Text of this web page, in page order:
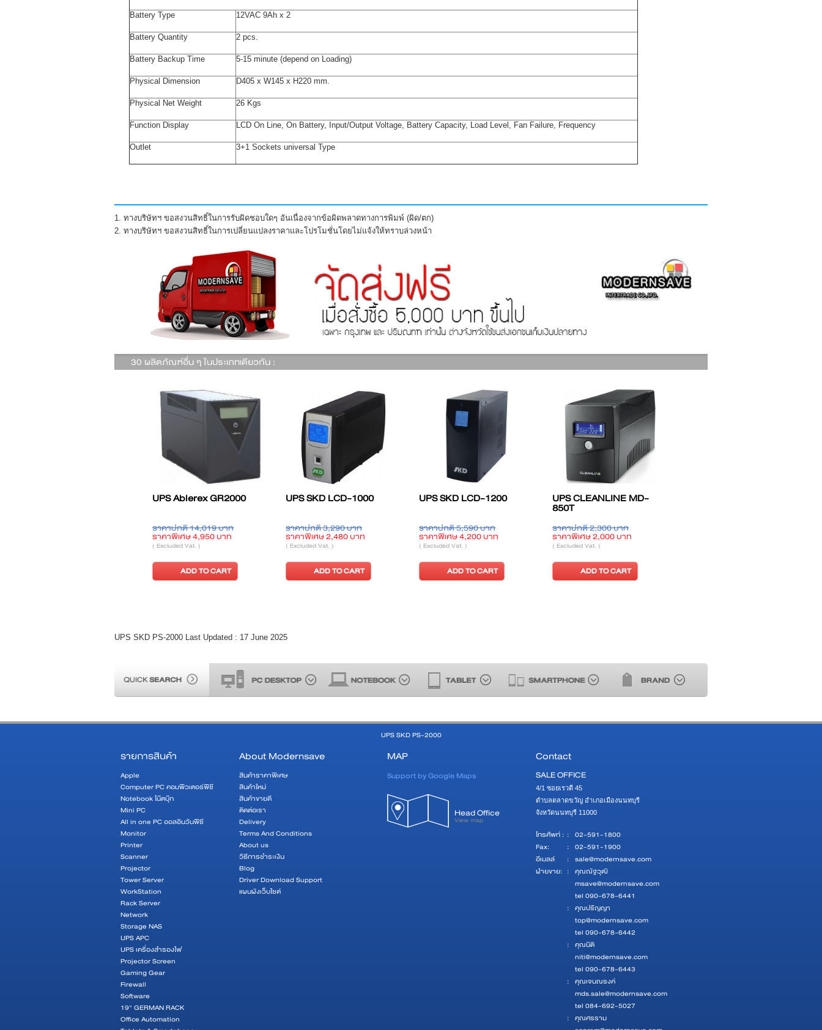
Battery Type 12VAC 9Ah x 2
Battery Quantity 2 pcs.
Battery Backup Time 5-15 minute (depend on Loading)
Physical Dimension D405 x W145 x H220 mm.
Physical Net Weight 26 Kgs
Function Display LCD On Line, On Battery, Input/Output Voltage, Battery Capacity, Load Level, Fan Failure, Frequency
Outlet 3+1 Sockets universal Type
1. ทางบริษัทฯ ขอสงวนสิทธิ์ในการรับผิดชอบใดๆ อันเนื่องจากข้อผิดพลาดทางการพิมพ์ (ผิด/ตก)
2. ทางบริษัทฯ ขอสงวนสิทธิ์ในการเปลี่ยนแปลงราคาและโปรโมชั่นโดยไม่แจ้งให้ทราบล่วงหน้า
30 ผลิตภัณฑ์อื่น ๆ ในประเภทเดียวกัน :
UPS SKD LCD-1200 UPS CLEANLINE MD-
ราคาปกติ 2,300 บาท
ราคาพิเศษ 2,000 บาท
( Excluded Vat. )
ADD TO CART
UPS Delta N-2000VA-3Y
ราคาปกติ 25,000 บาท
ราคาพิเศษ 18,900 บาท
( Excluded Vat. )
ADD TO CART
UPS Ablerex ATS-232
ราคาปกติ 62,897 บาท
ราคาพิเศษ 40,220 บาท
( Excluded Vat. )
ADD TO CART
USP SKD HT-1101S
ราคาปกติ 20,800 บาท
ราคาพิเศษ 15,360 บาท
( Excluded Vat. )
ADD TO CART
UPS SKD PS-2000 Last Updated : 17 June 2025
UPS SKD PS-2000
รายการสินค้า
Apple
Computer PC คอมพิวเตอร์พีซี
Notebook โน๊ตบุ๊ก
Mini PC
All in one PC ออลอินวันพีซี
Monitor
Printer
Scanner
Projector
Tower Server
WorkStation
Rack Server
Network
Storage NAS
UPS APC
UPS เครื่องสำรองไฟ
Projector Screen
Gaming Gear
Firewall
Software
19" GERMAN RACK
Office Automation
About Modernsave
สินค้าราคาพิเศษ
สินค้าใหม่
สินค้าขายดี
ติดต่อเรา
Delivery
Terms And Conditions
About us
วิธีการชำระเงิน
Blog
Driver Download Support
แผนผังเว็บไซต์
MAP
Support by Google Maps
Head Office
View map
Contact
SALE OFFICE
4/1 ซอยเรวดี 45
ตำบลตลาดขวัญ อำเภอเมืองนนทบุรี
จังหวัดนนทบุรี 11000
โทรศัพท์ : : 02-591-1800
Fax:
: 02-591-1900
อีเมลล์
: sale@modernsave.com
ฝ่ายขาย: : คุณณัฐวุฒิ
msave@modernsave.com
tel 090-678-6441
: คุณปริญญา
top@modernsave.com
tel 090-678-6442
: คุณนิติ
niti@modernsave.com
tel 090-678-6443
: คุณเจนณรงค์
mds.sale@modernsave.com
tel 084-692-5027
: คุณศรราม